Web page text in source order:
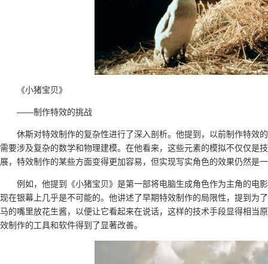
《小猪宝贝》
——制作特效的挑战
休斯对特效制作的复杂性进行了深入剖析。他提到，以前制作特效
需要涉及复杂的数学和物理建模。在他看来，这些元素的模拟不仅仅是
展，特效制作的某些方面变得更加容易，但实现写实角色的效果仍然是
例如，他提到《小猪宝贝》是第一部将电脑生成角色作为主角的电
现在银幕上几乎是不可能的。他讲述了早期特效制作的局限性，提到为
马的嘴里放花生酱，以便让它看起来在说话，这样的技术手段显得相当
效制作的工具和软件得到了显著改善。